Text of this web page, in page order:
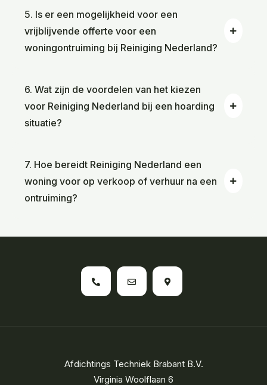
5. Is er een mogelijkheid voor een
vrijblijvende offerte voor een
woningontruiming bij Reiniging Nederland?
6. Wat zijn de voordelen van het kiezen
voor Reiniging Nederland bij een hoarding
situatie?
7. Hoe bereidt Reiniging Nederland een
woning voor op verkoop of verhuur na een
ontruiming?
Afdichtings Techniek Brabant B.V.
Virginia Woolflaan 6